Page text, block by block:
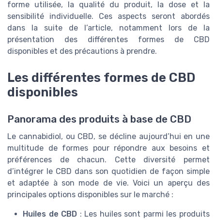
forme utilisée, la qualité du produit, la dose et la
sensibilité individuelle. Ces aspects seront abordés
dans la suite de l’article, notamment lors de la
présentation des différentes formes de CBD
disponibles et des précautions à prendre.
Les différentes formes de CBD
disponibles
Panorama des produits à base de CBD
Le cannabidiol, ou CBD, se décline aujourd’hui en une
multitude de formes pour répondre aux besoins et
préférences de chacun. Cette diversité permet
d’intégrer le CBD dans son quotidien de façon simple
et adaptée à son mode de vie. Voici un aperçu des
principales options disponibles sur le marché :
Huiles de CBD : Les huiles sont parmi les produits